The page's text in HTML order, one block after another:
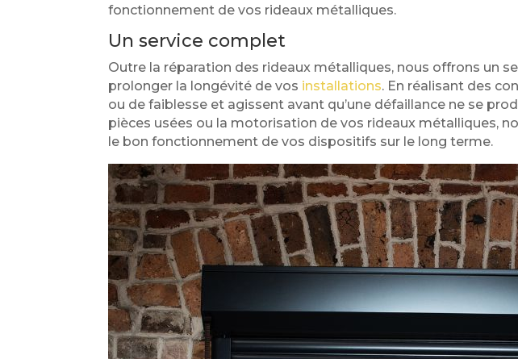
fonctionnement de vos rideaux métalliques.
Un service complet
Outre la réparation des rideaux métalliques, nous offrons un
prolonger la longévité de vos installations. En réalisant des
ou de faiblesse et agissent avant qu’une défaillance ne se
pièces usées ou la motorisation de vos rideaux métalliques,
le bon fonctionnement de vos dispositifs sur le long terme.